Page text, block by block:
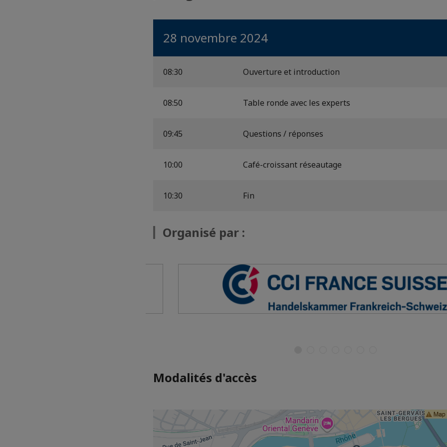
28 novembre 2024
08:30 Ouverture et introduction
08:50 Table ronde avec les experts
09:45 Questions / réponses
10:00 Café-croissant réseautage
10:30 Fin
Organisé par :
Modalités d'accès